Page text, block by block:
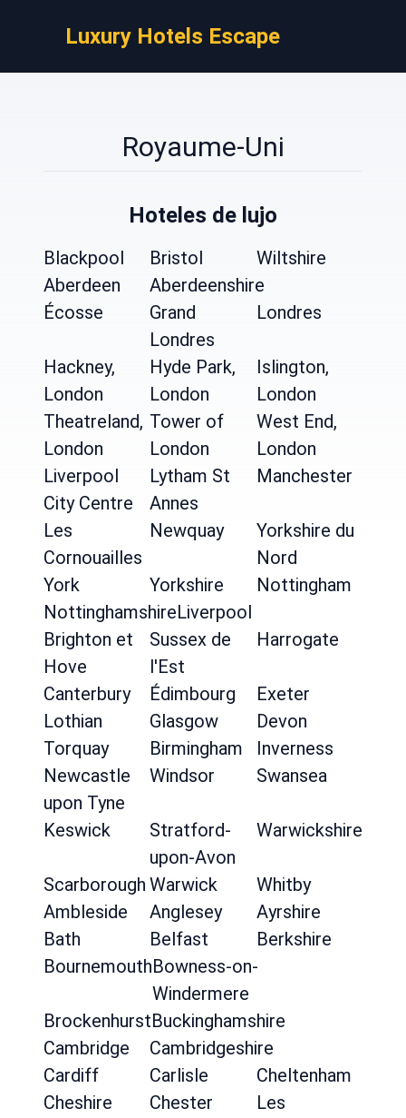
Luxury Hotels Escape
Royaume-Uni
Hoteles de lujo
Blackpool Bristol
Wiltshire
Aberdeen
Aberdeenshire
Écosse
Grand
Londres
Londres
Hackney,
London
Hyde Park,
London
Islington,
London
Theatreland,
London
Tower of
London
West End,
London
Liverpool
City Centre
Lytham St
Annes
Manchester
Les
Cornouailles
Newquay
Yorkshire du
Nord
York
Yorkshire
Nottingham
NottinghamshireLiverpool
Brighton et
Hove
Sussex de
l'Est
Harrogate
Canterbury Édimbourg
Exeter
Lothian
Glasgow
Devon
Torquay
Birmingham
Inverness
Newcastle
upon Tyne
Windsor Swansea
Keswick
Stratford-
upon-Avon
Warwickshire
Scarborough Warwick
Whitby
Ambleside
Anglesey
Ayrshire
Bath
Belfast
Berkshire
BournemouthBowness-on-
Windermere
BrockenhurstBuckinghamshire
Cambridge
Cambridgeshire
Cardiff
Carlisle
Cheltenham
Cheshire
Chester
Les